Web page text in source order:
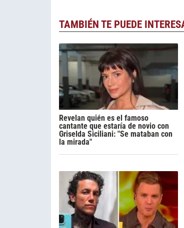
TAMBIÉN TE PUEDE
Revelan quién es el famoso
cantante que estaría de novio con
Griselda Siciliani: "Se mataban con
la mirada"